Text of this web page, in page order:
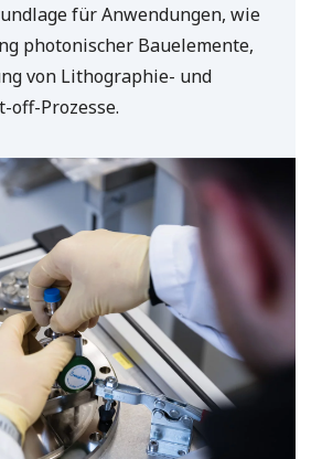
für Anwendungen, wie
photonischer Bauelemente,
von Lithographie- und
Prozesse.